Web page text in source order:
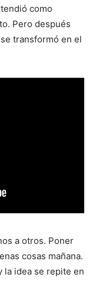
como
Pero después
transformó en el
a otros. Poner
cosas mañana.
la idea se repite en